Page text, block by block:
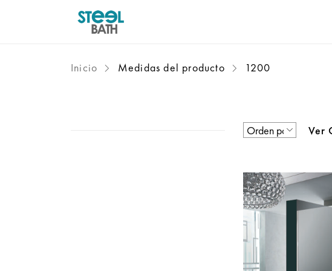
Inicio Medidas del producto 1200
Ver